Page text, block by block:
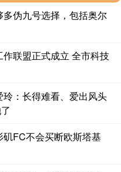
伪九号选择，包括奥尔
联盟正式成立 全市科技
：长得难看、爱出风头
FC不会买断欧斯塔基